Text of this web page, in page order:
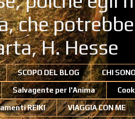
che
H. Hesse
SCOPO DEL BLOG CHI
Salvagente per l'Anima
REIKI VIAGGIA CON ME